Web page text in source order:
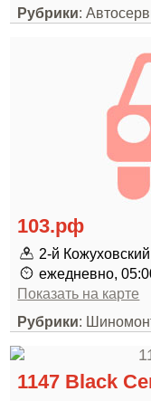
Рубрики:
103.рф
2-й
ежедневно,
Показать на карте
Рубрики:
1147 Black